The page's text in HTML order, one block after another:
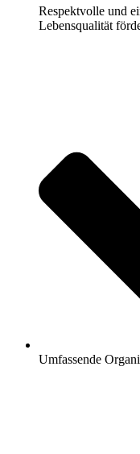
Respektvolle und
Lebensqualität
Umfassende